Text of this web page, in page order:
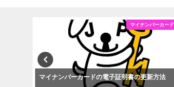
マイナンバーカード
マイナンバーカードの電子証明書の更新方法